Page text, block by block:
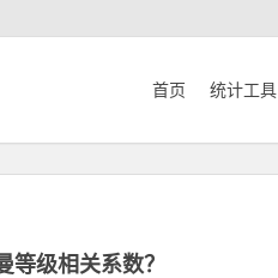
首页 统计工具
等级相关系数？